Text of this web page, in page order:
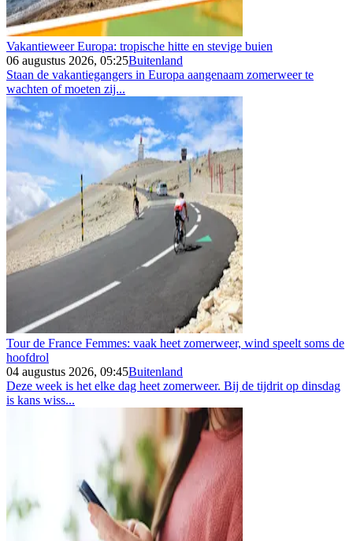
Vakantieweer Europa: tropische hitte en stevige buien
06 augustus 2026, 05:25Buitenland
Staan de vakantiegangers in Europa aangenaam zomerweer te
wachten of moeten zij...
Tour de France Femmes: vaak heet zomerweer, wind speelt soms de
hoofdrol
04 augustus 2026, 09:45Buitenland
Deze week is het elke dag heet zomerweer. Bij de tijdrit op dinsdag
is kans wiss...